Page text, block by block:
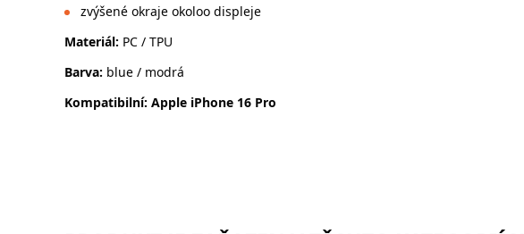
zvýšené okraje okoloo displeje
Materiál: PC / TPU
Barva: blue / modrá
Kompatibilní: Apple iPhone 16 Pro